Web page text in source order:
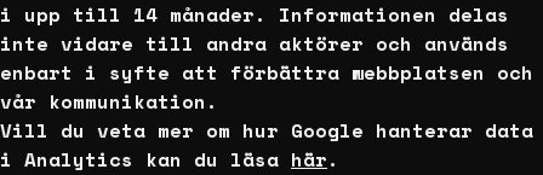
i upp till 14 månader. Informationen delas
inte vidare till andra aktörer och används
enbart i syfte att förbättra webbplatsen och
vår kommunikation.
Vill du veta mer om hur Google hanterar data
i Analytics kan du läsa här.